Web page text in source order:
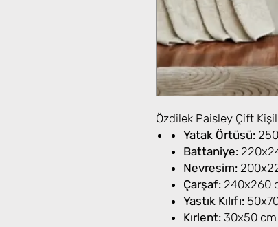
Özdilek Paisley Çift
Yatak Örtüsü:
Battaniye:
Nevresim:
Çarşaf: 240x260
Yastık Kılıfı:
Kırlent: 30x50 cm